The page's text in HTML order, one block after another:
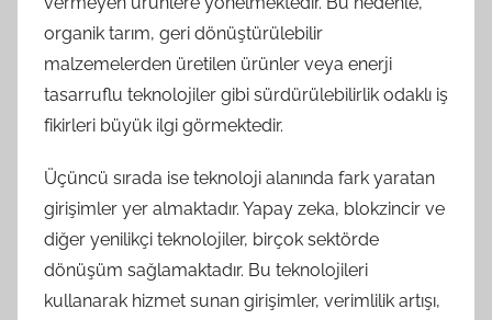
organik tarım, geri dönüştürülebilir
malzemelerden üretilen ürünler veya enerji
tasarruflu teknolojiler gibi sürdürülebilirlik odaklı iş
fikirleri büyük ilgi görmektedir.
Üçüncü sırada ise teknoloji alanında fark yaratan
girişimler yer almaktadır. Yapay zeka, blokzincir ve
diğer yenilikçi teknolojiler, birçok sektörde
dönüşüm sağlamaktadır. Bu teknolojileri
kullanarak hizmet sunan girişimler, verimlilik artışı,